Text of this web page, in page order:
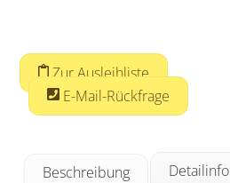
Zur Ausleihliste
E-Mail-Rückfrage
Beschreibung Detailinfo